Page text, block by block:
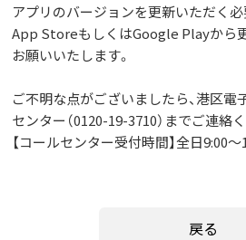
アプリのバージョンを更新いただく必
App StoreもしくはGoogle Playから
お願いいたします。
ご不明な点がございましたら、港区
センター（0120-19-3710）までご連絡
【コールセンター受付時間】全日9:00～
戻る